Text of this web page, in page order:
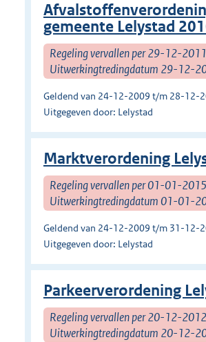
gemeente Lelystad
Regeling vervallen per 29-12-2011
Uitwerkingtredingdatum 29-12-
Geldend van 24-12-2009 t/m 28-12-
Uitgegeven door: Lelystad
Marktverordening
Regeling vervallen per 01-01-2015
Uitwerkingtredingdatum 01-01-
Geldend van 24-12-2009 t/m 31-12-
Uitgegeven door: Lelystad
Parkeerverordening
Regeling vervallen per 20-12-2012
Uitwerkingtredingdatum 20-12-